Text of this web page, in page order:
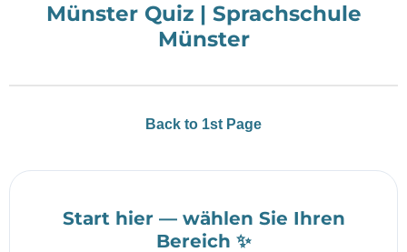
Münster Quiz | Sprachschule
Münster
Back to 1st Page
Start hier — wählen Sie Ihren
Bereich ✨